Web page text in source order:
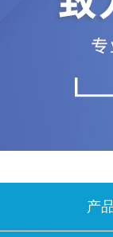
产